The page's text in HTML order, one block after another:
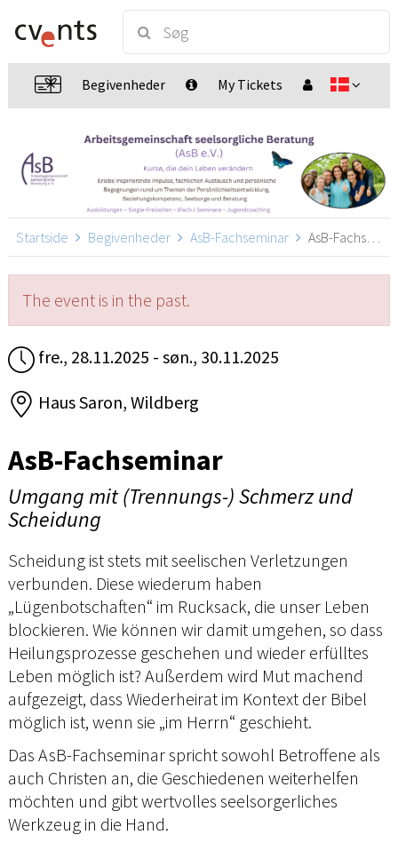
Begivenheder My Tickets
Startside Begivenheder AsB-Fachseminar AsB-Fachseminar, Wildberg
The event is in the past.
fre., 28.11.2025 - søn., 30.11.2025
Haus Saron, Wildberg
AsB-Fachseminar
Umgang mit (Trennungs-) Schmerz und
Scheidung
Scheidung ist stets mit seelischen Verletzungen
verbunden. Diese wiederum haben
„Lügenbotschaften“ im Rucksack, die unser Leben
blockieren. Wie können wir damit umgehen, so dass
Heilungsprozesse geschehen und wieder erfülltes
Leben möglich ist? Außerdem wird Mut machend
aufgezeigt, dass Wiederheirat im Kontext der Bibel
möglich ist, wenn sie „im Herrn“ geschieht.
Das AsB-Fachseminar spricht sowohl Betroffene als
auch Christen an, die Geschiedenen weiterhelfen
möchten und gibt wertvolles seelsorgerliches
Werkzeug in die Hand.